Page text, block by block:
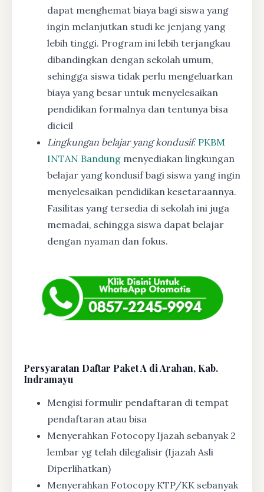
dapat menghemat biaya bagi siswa yang
ingin melanjutkan studi ke jenjang yang
lebih tinggi. Program ini lebih terjangkau
dibandingkan dengan sekolah umum,
sehingga siswa tidak perlu mengeluarkan
biaya yang besar untuk menyelesaikan
pendidikan formalnya dan tentunya bisa
dicicil
Lingkungan belajar yang kondusif: PKBM
INTAN Bandung menyediakan lingkungan
belajar yang kondusif bagi siswa yang ingin
menyelesaikan pendidikan kesetaraannya.
Fasilitas yang tersedia di sekolah ini juga
memadai, sehingga siswa dapat belajar
dengan nyaman dan fokus.
Persyaratan Daftar Paket A di Arahan, Kab.
Indramayu
Mengisi formulir pendaftaran di tempat
pendaftaran atau bisa
Menyerahkan Fotocopy Ijazah sebanyak 2
lembar yg telah dilegalisir (Ijazah Asli
Diperlihatkan)
Menyerahkan Fotocopy KTP/KK sebanyak